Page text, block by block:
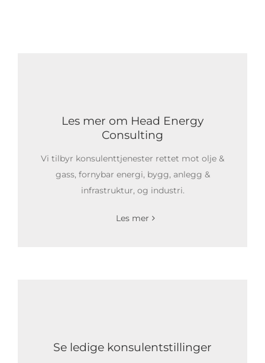
Les mer om Head Energy
Consulting
Vi tilbyr konsulenttjenester rettet mot olje &
gass, fornybar energi, bygg, anlegg &
infrastruktur, og industri.
Les mer
Se ledige konsulentstillinger